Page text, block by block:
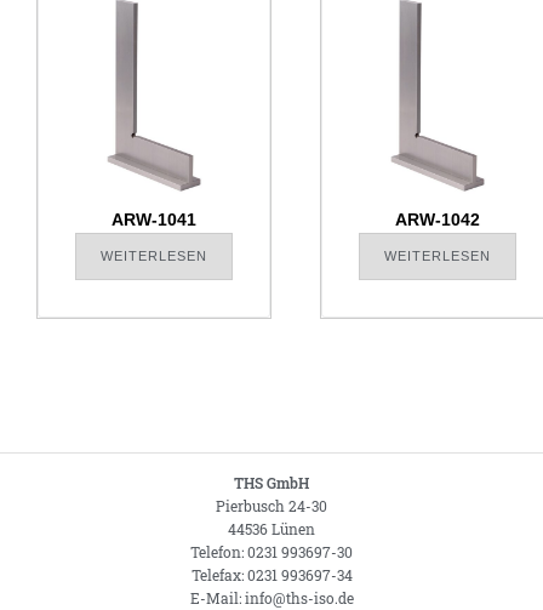
ARW-1041
WEITERLESEN
ARW-1042
WEITERLESEN
THS GmbH
Pierbusch 24-30
44536 Lünen
Telefon: 0231 993697-30
Telefax: 0231 993697-34
E-Mail: info@ths-iso.de